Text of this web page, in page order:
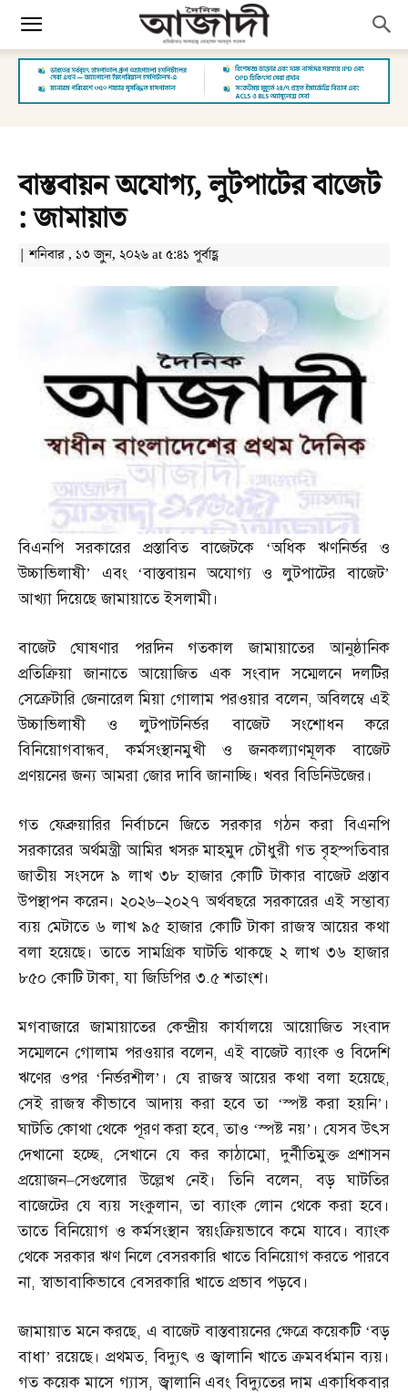
বাস্তবায়ন অযোগ্য, লুটপাটের বাজেট
: জামায়াত
| শনিবার , ১৩ জুন, ২০২৬ at ৫:৪১ পূর্বাহ্ণ
বিএনপি সরকারের প্রস্তাবিত বাজেটকে ‘অধিক ঋণনির্ভর ও
উচ্চাভিলাষী’ এবং ‘বাস্তবায়ন অযোগ্য ও লুটপাটের বাজেট’
আখ্যা দিয়েছে জামায়াতে ইসলামী।
বাজেট ঘোষণার পরদিন গতকাল জামায়াতের আনুষ্ঠানিক
প্রতিক্রিয়া জানাতে আয়োজিত এক সংবাদ সম্মেলনে দলটির
সেক্রেটারি জেনারেল মিয়া গোলাম পরওয়ার বলেন,অবিলম্বে এই
উচ্চাভিলাষী ও লুটপাটনির্ভর বাজেট সংশোধন করে
বিনিয়োগবান্ধব,কর্মসংস্থানমুখী ও জনকল্যাণমূলক বাজেট
প্রণয়নের জন্য আমরা জোর দাবি জানাচ্ছি। খবর বিডিনিউজের।
গত ফেব্রুয়ারির নির্বাচনে জিতে সরকার গঠন করা বিএনপি
সরকারের অর্থমন্ত্রী আমির খসরু মাহমুদ চৌধুরী গত বৃহস্পতিবার
জাতীয় সংসদে ৯ লাখ ৩৮ হাজার কোটি টাকার বাজেট প্রস্তাব
উপস্থাপন করেন। ২০২৬–২০২৭ অর্থবছরে সরকারের এই সম্ভাব্য
ব্যয় মেটাতে ৬ লাখ ৯৫ হাজার কোটি টাকা রাজস্ব আয়ের কথা
বলা হয়েছে। তাতে সামগ্রিক ঘাটতি থাকছে ২ লাখ ৩৬ হাজার
৮৫০ কোটি টাকা,যা জিডিপির ৩.৫ শতাংশ।
মগবাজারে জামায়াতের কেন্দ্রীয় কার্যালয়ে আয়োজিত সংবাদ
সম্মেলনে গোলাম পরওয়ার বলেন, এই বাজেট ব্যাংক ও বিদেশি
ঋণের ওপর ‘নির্ভরশীল’। যে রাজস্ব আয়ের কথা বলা হয়েছে,
সেই রাজস্ব কীভাবে আদায় করা হবে তা ‘স্পষ্ট করা হয়নি’।
ঘাটতি কোথা থেকে পূরণ করা হবে,তাও ‘স্পষ্ট নয়’। যেসব উৎস
দেখানো হচ্ছে, সেখানে যে কর কাঠামো,দুর্নীতিমুক্ত প্রশাসন
প্রয়োজন–সেগুলোর উল্লেখ নেই। তিনি বলেন,বড় ঘাটতির
বাজেটের যে ব্যয় সংকুলান,তা ব্যাংক লোন থেকে করা হবে।
তাতে বিনিয়োগ ও কর্মসংস্থান স্বয়ংক্রিয়ভাবে কমে যাবে। ব্যাংক
থেকে সরকার ঋণ নিলে বেসরকারি খাতে বিনিয়োগ করতে পারবে
না,স্বাভাবাকিভাবে বেসরকারি খাতে প্রভাব পড়বে।
জামায়াত মনে করছে, এ বাজেট বাস্তবায়নের ক্ষেত্রে কয়েকটি ‘বড়
বাধা’ রয়েছে। প্রথমত,বিদ্যুৎ ও জ্বালানি খাতে ক্রমবর্ধমান ব্যয়।
গত কয়েক মাসে গ্যাস,জ্বালানি এবং বিদ্যুতের দাম একাধিকবার